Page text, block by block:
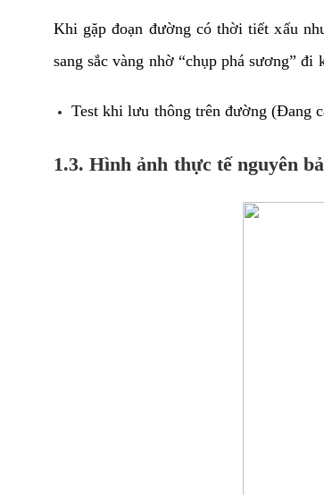
Khi gặp đoạn đường có thời tiết xấu
sang sắc vàng nhờ “chụp phá sương”
Test khi lưu thông trên đường (Đang
1.3. Hình ảnh thực tế nguyên